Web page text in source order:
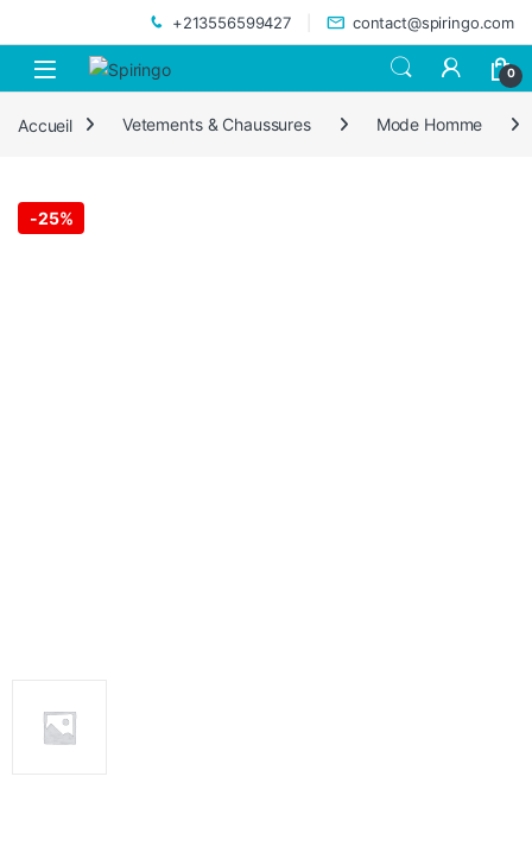
+213556599427 contact@spiringo.com
0
Accueil Vetements & Chaussures Mode Homme
-25%